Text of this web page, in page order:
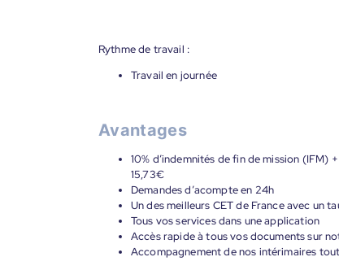
Rythme de travail :
Travail en journée
Avantages
10% d’indemnités de fin de mission (IFM)
15,73€
Demandes d’acompte en 24h
Un des meilleurs CET de France avec un
Tous vos services dans une application
Accès rapide à tous vos documents sur
Accompagnement de nos intérimaires